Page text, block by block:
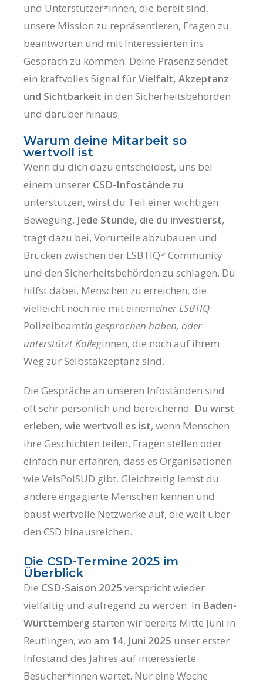
und Unterstützer*innen, die bereit sind,
unsere Mission zu repräsentieren, Fragen zu
beantworten und mit Interessierten ins
Gespräch zu kommen. Deine Präsenz sendet
ein kraftvolles Signal fürVielfalt, Akzeptanz
und Sichtbarkeit in den Sicherheitsbehörden
und darüber hinaus.
Warum deine Mitarbeit so
wertvoll ist
Wenn du dich dazu entscheidest, uns bei
einem unserer CSD-Infostände zu
unterstützen, wirst du Teil einer wichtigen
Bewegung. Jede Stunde, die du investierst,
trägt dazu bei, Vorurteile abzubauen und
Brücken zwischen der LSBTIQ* Community
und den Sicherheitsbehörden zu schlagen. Du
hilfst dabei, Menschen zu erreichen, die
vielleicht noch nie mit einemeiner LSBTIQ
Polizeibeamtin gesprochen haben, oder
unterstützt Kolleginnen, die noch auf ihrem
Weg zur Selbstakzeptanz sind.
Die Gespräche an unseren Infoständen sind
oft sehr persönlich und bereichernd. Du wirst
erleben, wie wertvoll es ist, wenn Menschen
ihre Geschichten teilen, Fragen stellen oder
einfach nur erfahren, dass es Organisationen
wie VelsPolSÜD gibt. Gleichzeitig lernst du
andere engagierte Menschen kennen und
baust wertvolle Netzwerke auf, die weit über
den CSD hinausreichen.
Die CSD-Termine 2025 im
Überblick
Die CSD-Saison 2025 verspricht wieder
vielfältig und aufregend zu werden. In Baden-
Württemberg starten wir bereits Mitte Juni in
Reutlingen, wo am 14. Juni 2025 unser erster
Infostand des Jahres auf interessierte
Besucher*innen wartet. Nur eine Woche